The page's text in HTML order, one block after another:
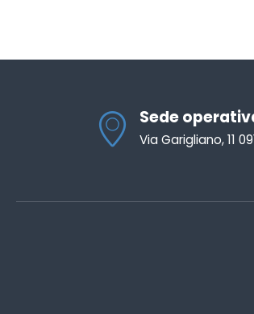
Sede
Via Garigliano, 11